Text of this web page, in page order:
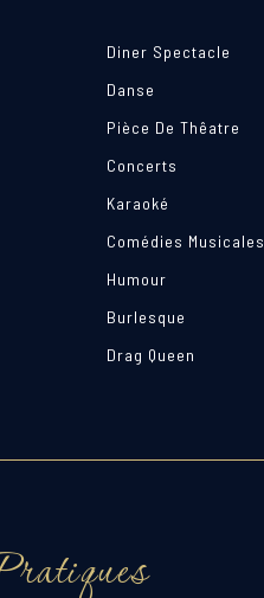
Diner Spectacle
Danse
Pièce De Thêatre
Concerts
Karaoké
Comédies Musicales
Humour
Burlesque
Drag Queen